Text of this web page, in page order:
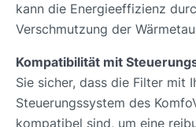
kann die Energieeffizienz
Verschmutzung der
Kompatibilität mit
Sie sicher, dass die Filter mit
Steuerungssystem des
kompatibel sind, um eine